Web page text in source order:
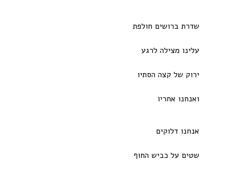
שדרת ברושים חולפת
עלינו מצילה לרגע
ירוק של קצה הסתיו
ואנחנו אחריו
אנחנו דלוקים
שטים על כביש החוף